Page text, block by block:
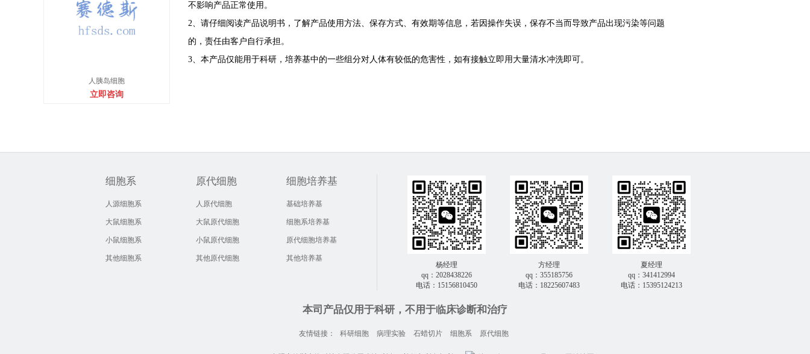
人胰岛细胞
立即咨询
不影响产品正常使用。
2、请仔细阅读产品说明书，了解产品使用方法、保存方式、有效期等信息，若因操作失误，保存不当而导致产品出现污染等问题
的，责任由客户自行承担。
3、本产品仅能用于科研，培养基中的一些组分对人体有较低的危害性，如有接触立即用大量清水冲洗即可。
细胞系
人源细胞系
大鼠细胞系
小鼠细胞系
其他细胞系
原代细胞
人原代细胞
大鼠原代细胞
小鼠原代细胞
其他原代细胞
细胞培养基
基础培养基
细胞系培养基
原代细胞培养基
其他培养基
杨经理
qq：2028438226
电话：15156810450
方经理
qq：355185756
电话：18225607483
夏经理
qq：341412994
电话：15395124213
本司产品仅用于科研，不用于临床诊断和治疗
友情链接： 科研细胞 病理实验 石蜡切片 细胞系 原代细胞